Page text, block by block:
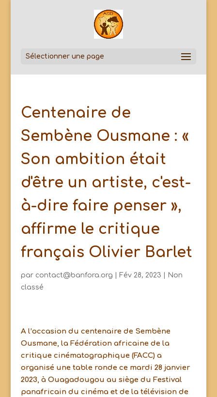
Sélectionner une page
Centenaire de
Sembène Ousmane : «
Son ambition était
d'être un artiste, c'est-
à-dire faire penser »,
affirme le critique
français Olivier Barlet
par contact@banfora.org Fév 28, 2023
Non
classé
A l’occasion du centenaire de Sembène
Ousmane, la Fédération africaine de la
critique cinématographique (FACC) a
organisé une table ronde ce mardi 28 janvier
2023, à Ouagadougou au siège du Festival
panafricain du cinéma et de la télévision de